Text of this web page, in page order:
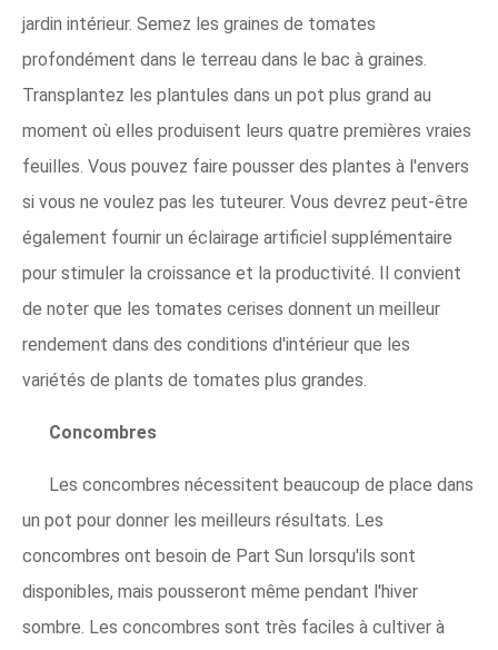
jardin intérieur. Semez les graines de tomates
profondément dans le terreau dans le bac à graines.
Transplantez les plantules dans un pot plus grand au
moment où elles produisent leurs quatre premières vraies
feuilles. Vous pouvez faire pousser des plantes à l'envers
si vous ne voulez pas les tuteurer. Vous devrez peut-être
également fournir un éclairage artificiel supplémentaire
pour stimuler la croissance et la productivité. Il convient
de noter que les tomates cerises donnent un meilleur
rendement dans des conditions d'intérieur que les
variétés de plants de tomates plus grandes.
Concombres
Les concombres nécessitent beaucoup de place dans
un pot pour donner les meilleurs résultats. Les
concombres ont besoin de Part Sun lorsqu'ils sont
disponibles, mais pousseront même pendant l'hiver
sombre. Les concombres sont très faciles à cultiver à